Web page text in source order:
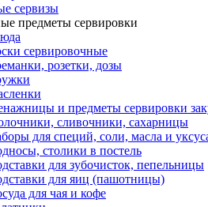
сервизы
предметы сервировки
сервировочные
розетки, дозы
и предметы сервировки
сливочники, сахарницы
для специй, соли, масла и
столики в постель
для зубочисток, пепельницы
для яиц (пашотницы)
для чая и кофе